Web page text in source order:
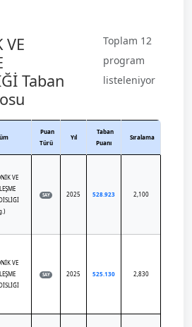
VE
Taban
Toplam 12
program
listeleniyor
Puan
Türü
Yıl
Taban
Puanı
Sıralama
VE
SAY 2025 528.923 2,100
VE
SAY 2025 525.130 2,830